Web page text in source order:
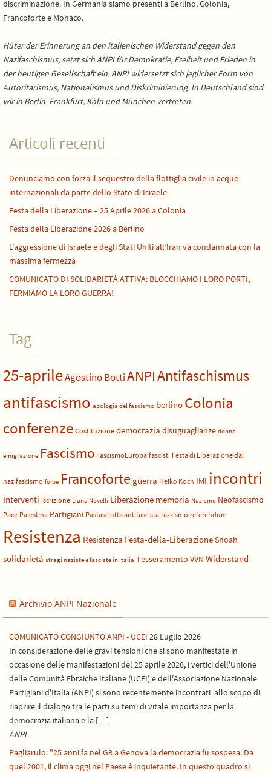
discriminazione. In Germania siamo presenti a Berlino, Colonia,
Francoforte e Monaco.
Hüter der Erinnerung an den italienischen Widerstand gegen den
Nazifaschismus, setzt sich ANPI für Demokratie, Freiheit und Frieden in
der heutigen Gesellschaft ein. ANPI widersetzt sich jeglicher Form von
Autoritarismus, Nationalismus und Diskriminierung. In Deutschland sind
wir in Berlin, Frankfurt, Köln und München vertreten.
Articoli recenti
Denunciamo con forza il sequestro della flottiglia civile in acque
internazionali da parte dello Stato di Israele
Festa della Liberazione – 25 Aprile 2026 a Colonia
Festa della Liberazione 2026 a Berlino
L’aggressione di Israele e degli Stati Uniti all’Iran va condannata con la
massima fermezza
COMUNICATO DI SOLIDARIETÀ ATTIVA: BLOCCHIAMO I LORO PORTI,
FERMIAMO LA LORO GUERRA!
Tag
25-aprileAgostino BottiANPIAntifaschismus
antifascismo apologia del fascismo berlino Colonia
conferenze Costituzione democrazia disuguaglianze donne
emigrazione Fascismo FascismoEuropa fascisti Festa di Liberazione dal
nazifascismo foibe Francoforte guerra Heiko Koch IMI incontri
Interventi Iscrizione Liana Novelli Liberazione memoria Nazismo Neofascismo
Pace Palestina Partigiani Pastasciutta antifascista razzismo referendum
Resistenza Resistenza Festa-della-LiberazioneShoah
solidarietà stragi naziste e fasciste in Italia Tesseramento VVN Widerstand
Archivio ANPI Nazionale
COMUNICATO CONGIUNTO ANPI - UCEI 28 Luglio 2026
In considerazione delle gravi tensioni che si sono manifestate in
occasione delle manifestazioni del 25 aprile 2026, i vertici dell'Unione
delle Comunità Ebraiche Italiane (UCEI) e dell'Associazione Nazionale
Partigiani d'Italia (ANPI) si sono recentemente incontrati allo scopo di
riaprire il dialogo tra le parti su temi di vitale importanza per la
democrazia italiana e la […]
ANPI
Pagliarulo: "25 anni fa nel G8 a Genova la democrazia fu sospesa. Da
quel 2001, il clima oggi nel Paese è inquietante. In questo quadro si